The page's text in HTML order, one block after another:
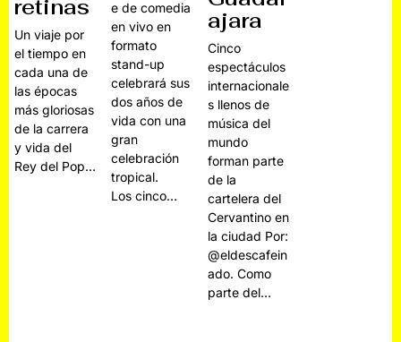
retinas
Un viaje por
el tiempo en
cada una de
las épocas
más gloriosas
de la carrera
y vida del
Rey del Pop…
e de comedia
en vivo en
formato
stand-up
celebrará sus
dos años de
vida con una
gran
celebración
tropical.
Los cinco…
ajara
Cinco
espectáculos
internacionale
s llenos de
música del
mundo
forman parte
de la
cartelera del
Cervantino en
la ciudad Por:
@eldescafein
ado. Como
parte del…